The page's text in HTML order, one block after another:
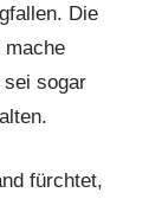
Die
mache
sei sogar
fürchtet,